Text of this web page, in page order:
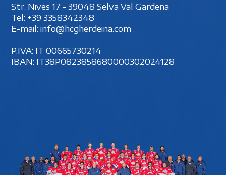
Str. Nives 17 - 39048 Selva Val Gardena
Tel: +39 3358342348
E-mail: info@hcgherdeina.com
P.IVA: IT 00‍665730214
IBAN: IT38P0823858680000302024128